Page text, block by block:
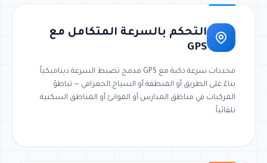
التحكم بالسرعة المتكامل مع
GPS
محددات سرعة ذكية مع GPS مدمج تضبط السرعة ديناميكياً
بناءً على الطريق أو المنطقة أو السياج الجغرافي — تباطؤ
المركبات في مناطق المدارس أو الموانئ أو المناطق السكنية
تلقائياً.